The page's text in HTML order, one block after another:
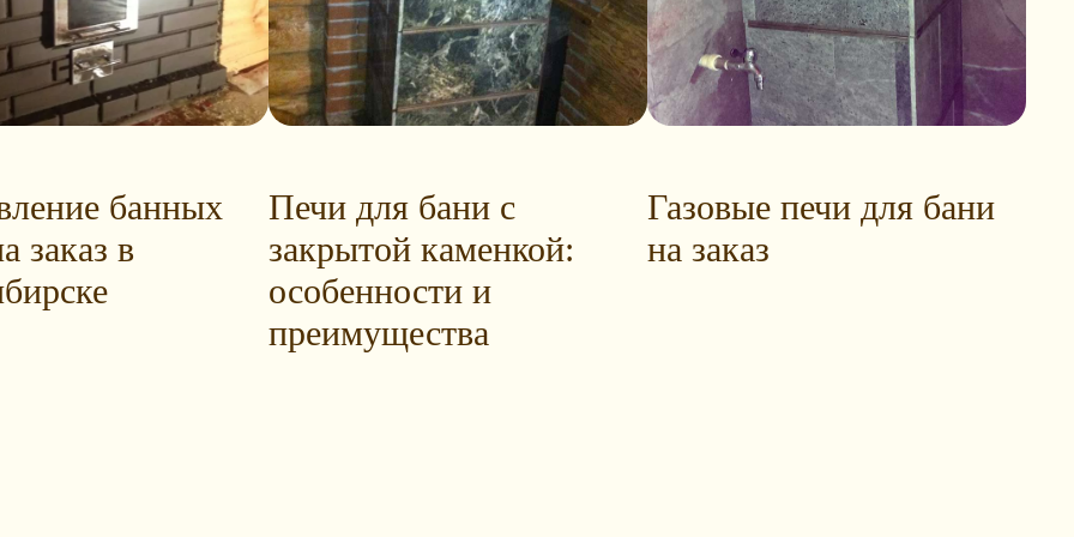
банных
заказ в
Печи для бани с
закрытой каменкой:
особенности и
преимущества
Газовые печи для бани
на заказ